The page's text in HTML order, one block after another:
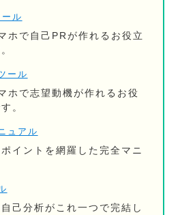
ル
ホで自己PRが作れるお役立
ール
ホで志望動機が作れるお役
。
ュアル
イントを網羅した完全マニ
己分析がこれ一つで完結し